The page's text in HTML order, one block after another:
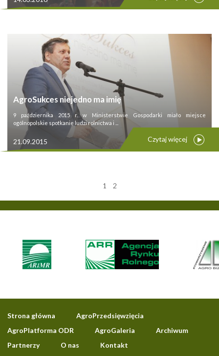
AgroSukces niejedno ma imię
9 października 2015 r. w Ministerstwie Gospodarki miało miejsce
ogólnopolskie spotkanie ludzi rolnictwa i ...
21.09.2015 Czytaj więcej
1 2
Strona główna
AgroPrzedsięwzięcia
AgroPlatforma ODR
AgroGaleria
Archiwum
Partnerzy
O nas Kontakt